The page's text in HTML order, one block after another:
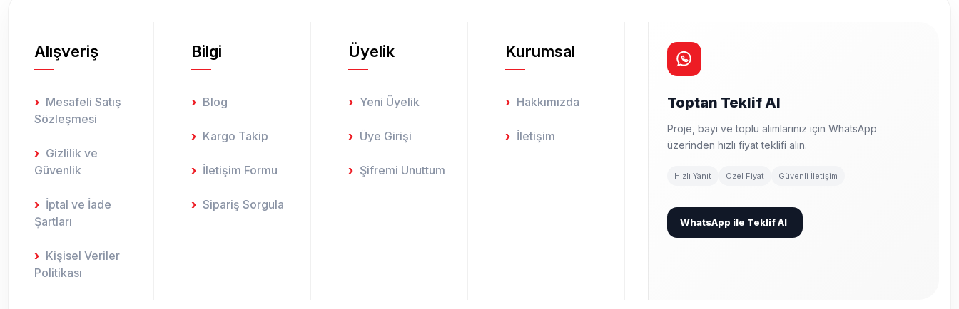
Alışveriş
Mesafeli Satış
Sözleşmesi
Gizlilik ve
Güvenlik
İptal ve İade
Şartları
Kişisel Veriler
Politikası
Bilgi
Blog
Kargo Takip
İletişim Formu
Sipariş Sorgula
Üyelik
Yeni Üyelik
Üye Girişi
Şifremi Unuttum
Kurumsal
Hakkımızda
İletişim
Toptan Teklif Al
Proje, bayi ve toplu alımlarınız için WhatsApp
üzerinden hızlı fiyat teklifi alın.
Hızlı Yanıt Özel Fiyat Güvenli İletişim
WhatsApp ile Teklif Al